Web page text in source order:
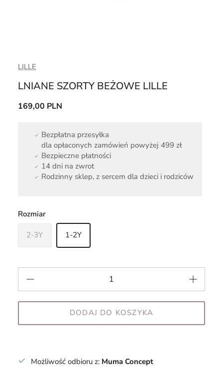
LILLE
LNIANE SZORTY BEŻOWE LILLE
169,00 PLN
Bezpłatna przesyłka
dla opłaconych zamówień powyżej 499 zł
Bezpieczne płatności
14 dni na zwrot
Rodzinny sklep, z sercem dla dzieci i rodziców
Rozmiar
2-3Y 1-2Y
DODAJ DO KOSZYKA
Możliwość odbioru z: Muma Concept